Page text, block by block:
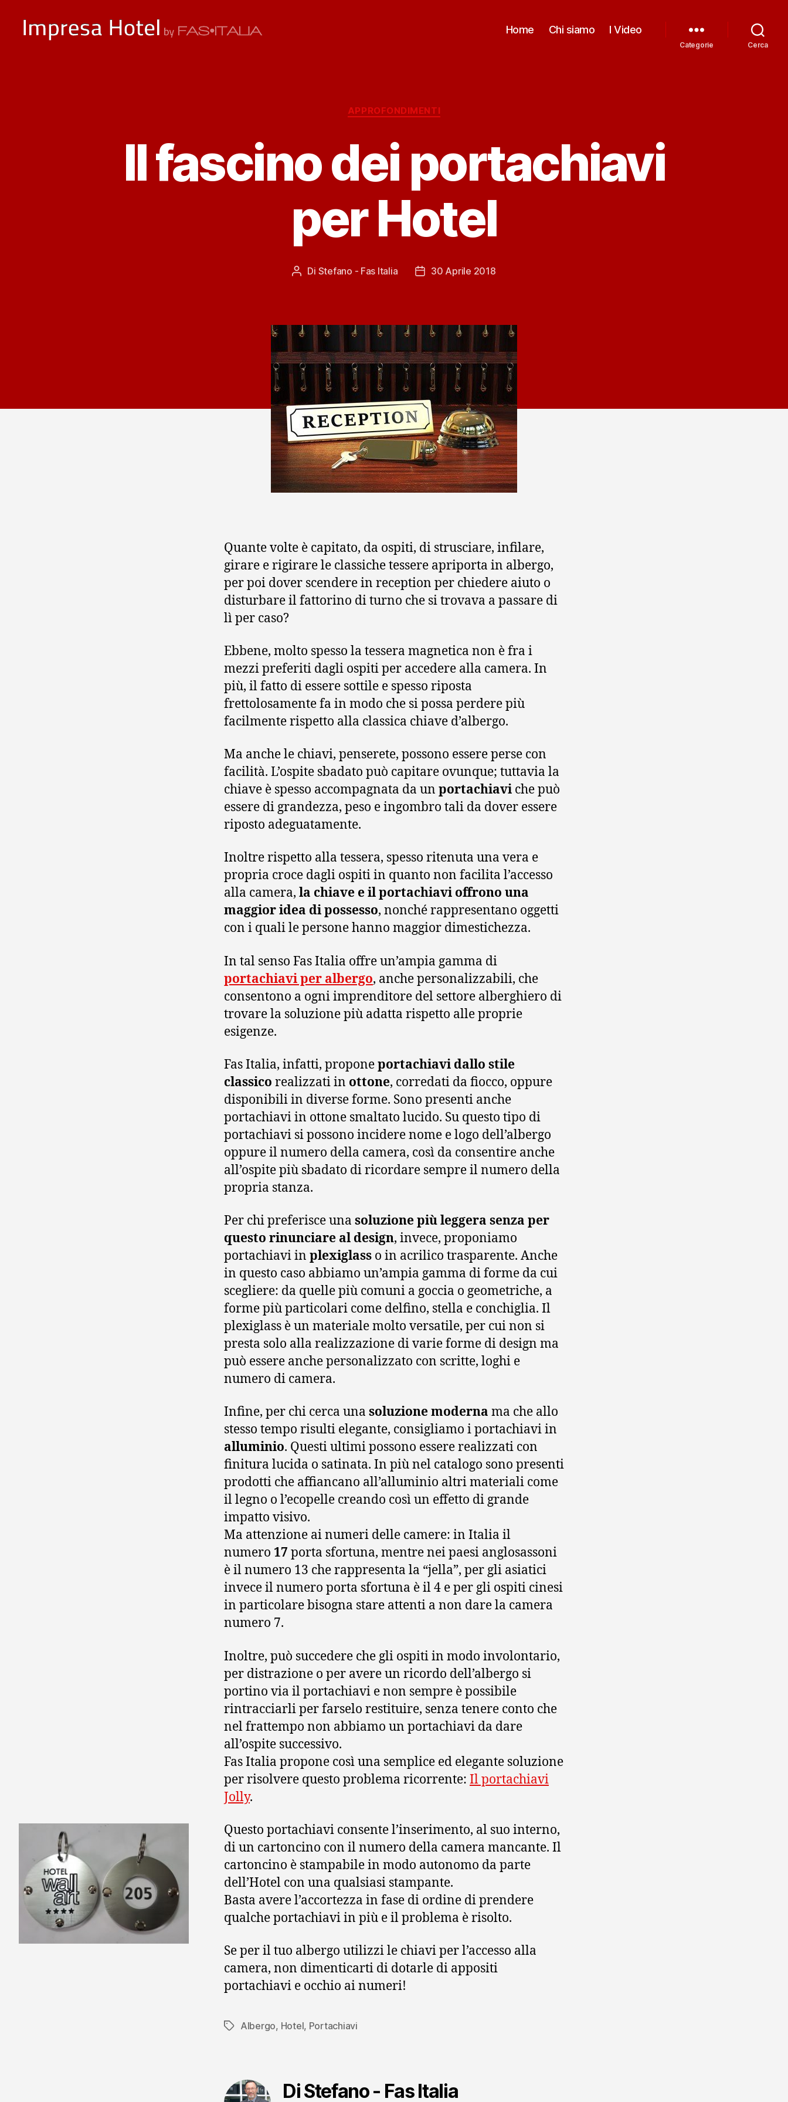
Home Chi siamo I Video
Categorie Cerca
Categorie
APPROFONDIMENTI
Il fascino dei portachiavi
per Hotel
Autore
Di Stefano - Fas Italia
Data30 Aprile 2018
Quante volte è capitato, da ospiti, di strusciare, infilare,
girare e rigirare le classiche tessere apriporta in albergo,
per poi dover scendere in reception per chiedere aiuto o
disturbare il fattorino di turno che si trovava a passare di
lì per caso?
Ebbene, molto spesso la tessera magnetica non è fra i
mezzi preferiti dagli ospiti per accedere alla camera. In
più, il fatto di essere sottile e spesso riposta
frettolosamente fa in modo che si possa perdere più
facilmente rispetto alla classica chiave d’albergo.
Ma anche le chiavi, penserete, possono essere perse con
facilità. L’ospite sbadato può capitare ovunque; tuttavia la
chiave è spesso accompagnata da un portachiavi che può
essere di grandezza, peso e ingombro tali da dover essere
riposto adeguatamente.
Inoltre rispetto alla tessera, spesso ritenuta una vera e
propria croce dagli ospiti in quanto non facilita l’accesso
alla camera, la chiave e il portachiavi offrono una
maggior idea di possesso, nonché rappresentano oggetti
con i quali le persone hanno maggior dimestichezza.
In tal senso Fas Italia offre un’ampia gamma di
portachiavi per albergo, anche personalizzabili, che
consentono a ogni imprenditore del settore alberghiero di
trovare la soluzione più adatta rispetto alle proprie
esigenze.
Fas Italia, infatti, proponeportachiavi dallo stile
classico realizzati in ottone, corredati da fiocco, oppure
disponibili in diverse forme. Sono presenti anche
portachiavi in ottone smaltato lucido. Su questo tipo di
portachiavi si possono incidere nome e logo dell’albergo
oppure il numero della camera, così da consentire anche
all’ospite più sbadato di ricordare sempre il numero della
propria stanza.
Per chi preferisce una soluzione più leggera senza per
questo rinunciare al design, invece, proponiamo
portachiavi in plexiglass o in acrilico trasparente. Anche
in questo caso abbiamo un’ampia gamma di forme da cui
scegliere: da quelle più comuni a goccia o geometriche, a
forme più particolari come delfino, stella e conchiglia. Il
plexiglass è un materiale molto versatile, per cui non si
presta solo alla realizzazione di varie forme di design ma
può essere anche personalizzato con scritte, loghi e
numero di camera.
Infine, per chi cerca una soluzione moderna ma che allo
stesso tempo risulti elegante, consigliamo i portachiavi in
alluminio. Questi ultimi possono essere realizzati con
finitura lucida o satinata. In più nel catalogo sono presenti
prodotti che affiancano all’alluminio altri materiali come
il legno o l’ecopelle creando così un effetto di grande
impatto visivo.
Ma attenzione ai numeri delle camere: in Italia il
numero 17 porta sfortuna, mentre nei paesi anglosassoni
è il numero 13 che rappresenta la “jella”, per gli asiatici
invece il numero porta sfortuna è il 4 e per gli ospiti cinesi
in particolare bisogna stare attenti a non dare la camera
numero 7.
Inoltre, può succedere che gli ospiti in modo involontario,
per distrazione o per avere un ricordo dell’albergo si
portino via il portachiavi e non sempre è possibile
rintracciarli per farselo restituire, senza tenere conto che
nel frattempo non abbiamo un portachiavi da dare
all’ospite successivo.
Fas Italia propone così una semplice ed elegante soluzione
per risolvere questo problema ricorrente: Il portachiavi
Jolly.
Questo portachiavi consente l’inserimento, al suo interno,
di un cartoncino con il numero della camera mancante. Il
cartoncino è stampabile in modo autonomo da parte
dell’Hotel con una qualsiasi stampante.
Basta avere l’accortezza in fase di ordine di prendere
qualche portachiavi in più e il problema è risolto.
Se per il tuo albergo utilizzi le chiavi per l’accesso alla
camera, non dimenticarti di dotarle di appositi
portachiavi e occhio ai numeri!
Tag Albergo, Hotel, Portachiavi
Di Stefano - Fas Italia